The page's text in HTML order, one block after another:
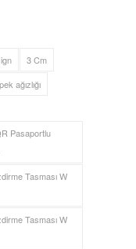
3 Cm
ağızlığı
Pasaportlu
Tasması W
Tasması W